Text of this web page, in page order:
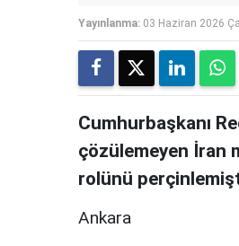
Yayınlanma: 03 Haziran 2026
Cumhurbaşkanı
çözülemeyen İran
rolünü
Ankara